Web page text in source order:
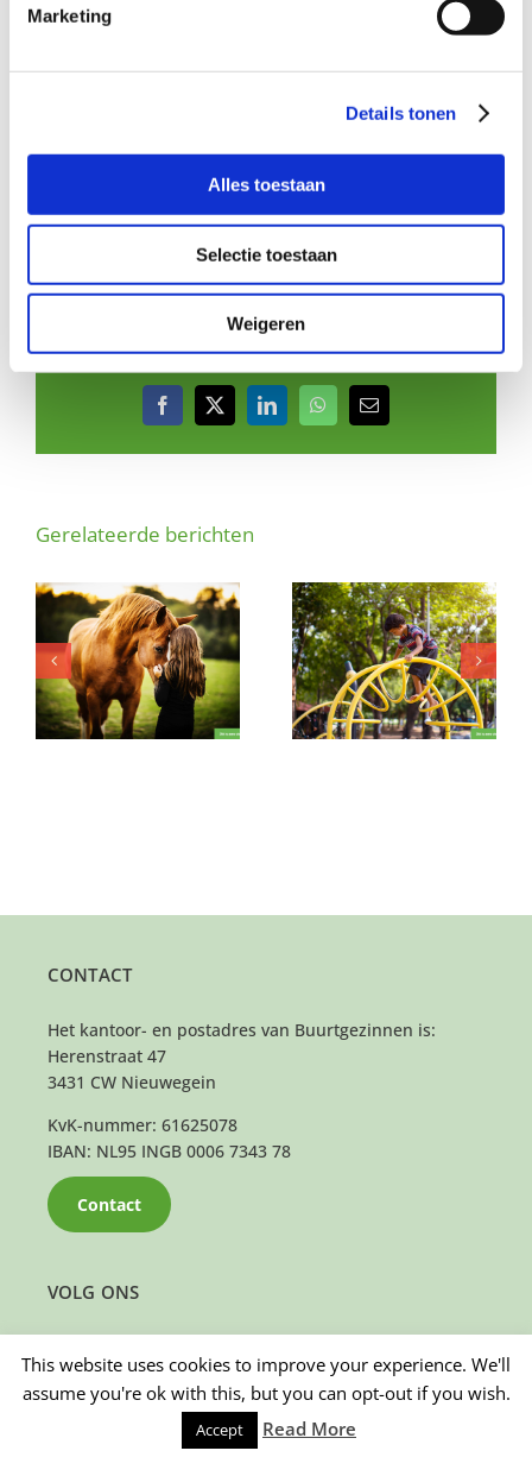
Marketing
Details tonen
Alles toestaan
Selectie toestaan
Weigeren
coördinator Buurtgezinnen Amsterdam Noord, via
. Of bel: 06-30497668
Aanmelden
Je kunt je ook direct aanmelden alssteungezinop de
Deel dit verhaal, kies je platform!
Facebook
X LinkedInWhatsApp
E-
Gerelateerde berichten
Is dit lieve,
ondernemende
jongetje (3) bij jou
welkom?
Reuring en
gezelligheid gezocht
voor creatief meisje
VOLG ONS
CONTACT
Het kantoor- en postadres van Buurtgezinnen is:
Herenstraat 47
3431 CW Nieuwegein
KvK-nummer: 61625078
IBAN: NL95 INGB 0006 7343 78
Contact
This website uses cookies to improve your experience. We'll
assume you're ok with this, but you can opt-out if you wish.
Accept Read More